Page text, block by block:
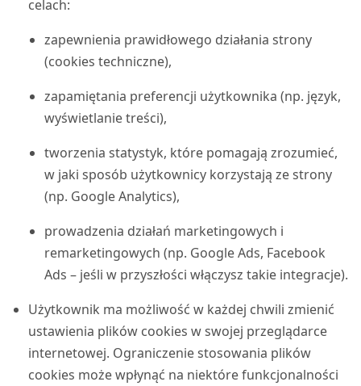
celach:
zapewnienia prawidłowego działania strony
(cookies techniczne),
zapamiętania preferencji użytkownika (np. język,
wyświetlanie treści),
tworzenia statystyk, które pomagają zrozumieć,
w jaki sposób użytkownicy korzystają ze strony
(np. Google Analytics),
prowadzenia działań marketingowych i
remarketingowych (np. Google Ads, Facebook
Ads – jeśli w przyszłości włączysz takie integracje).
Użytkownik ma możliwość w każdej chwili zmienić
ustawienia plików cookies w swojej przeglądarce
internetowej. Ograniczenie stosowania plików
cookies może wpłynąć na niektóre funkcjonalności